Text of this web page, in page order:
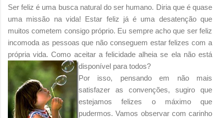
Ser feliz é uma busca natural do ser humano. Diria que é quase
uma missão na vida! Estar feliz já é uma desatenção que
muitos cometem consigo próprio. Eu sempre acho que ser feliz
incomoda as pessoas que não conseguem estar felizes com a
própria vida. Como aceitar a felicidade alheia se ela não está
disponível para todos?
Por isso, pensando em não mais
satisfazer as convenções, sugiro que
estejamos felizes o máximo que
pudermos. Vamos observar com carinho